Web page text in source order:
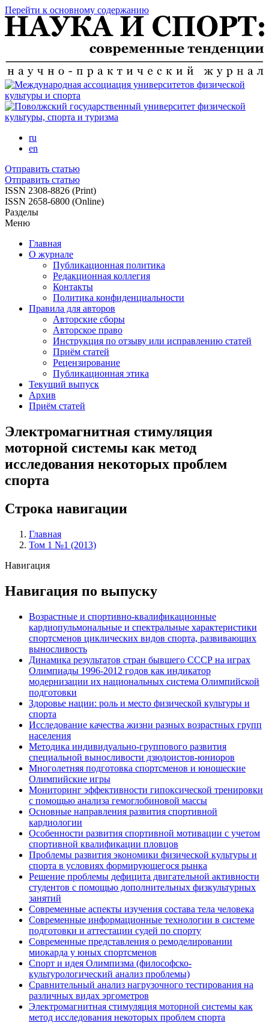
Перейти к основному содержанию
ru
en
Отправить статью
Отправить статью
ISSN 2308-8826 (Print)
ISSN 2658-6800 (Online)
Разделы
Меню
Главная
О журнале
Публикационная политика
Редакционная коллегия
Контакты
Политика конфиденциальности
Правила для авторов
Авторские сборы
Авторское право
Инструкция по отзыву или исправлению статей
Приём статей
Рецензирование
Публикационная этика
Текущий выпуск
Архив
Приём статей
Электромагнитная стимуляция
моторной системы как метод
исследования некоторых проблем
спорта
Строка навигации
Главная
Том 1 №1 (2013)
Навигация
Навигация по выпуску
Возрастные и спортивно-квалификационные
кардиопульмональные и спектральные характеристики
спортсменов циклических видов спорта, развивающих
выносливость
Динамика результатов стран бывшего СССР на играх
Олимпиады 1996-2012 годов как индикатор
модернизации их национальных система Олимпийской
подготовки
Здоровье нации: роль и место физической культуры и
спорта
Исследование качества жизни разных возрастных групп
населения
Методика индивидуально-группового развития
специальной выносливости дзюдоистов-юниоров
Многолетняя подготовка спортсменов и юношеские
Олимпийские игры
Мониторинг эффективности гипоксической тренировки
с помощью анализа гемоглобиновой массы
Основные направления развития спортивной
кардиологии
Особенности развития спортивной мотивации с учетом
спортивной квалификации пловцов
Проблемы развития экономики физической культуры и
спорта в условиях формирующегося рынка
Решение проблемы дефицита двигательной активности
студентов с помощью дополнительных физкультурных
занятий
Современные аспекты изучения состава тела человека
Современные информационные технологии в системе
подготовки и аттестации судей по спорту
Современные представления о ремоделировании
миокарда у юных спортсменов
Спорт и идея Олимпизма (философско-
культурологический анализ проблемы)
Сравнительный анализ нагрузочного тестирования на
различных видах эргометров
Электромагнитная стимуляция моторной системы как
метод исследования некоторых проблем спорта